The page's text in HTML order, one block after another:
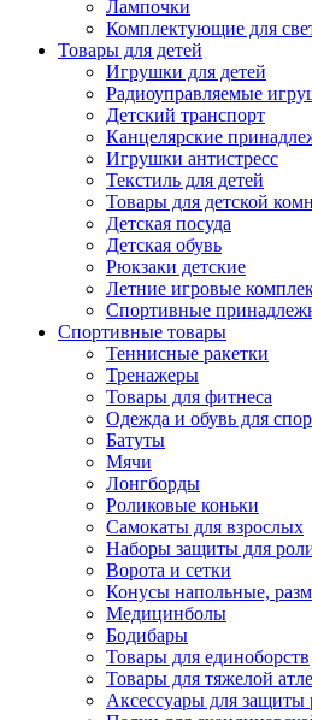
Лампочки
Комплектующие для
Товары для детей
Игрушки для детей
Радиоуправляемые
Детский транспорт
Канцелярские
Игрушки антистресс
Текстиль для детей
Товары для детской
Детская посуда
Детская обувь
Рюкзаки детские
Летние игровые
Спортивные
Спортивные товары
Теннисные ракетки
Тренажеры
Товары для фитнеса
Одежда и обувь для
Батуты
Мячи
Лонгборды
Роликовые коньки
Самокаты для взрослых
Наборы защиты для
Ворота и сетки
Конусы напольные,
Медицинболы
Бодибары
Товары для единоборств
Товары для тяжелой
Аксессуары для защиты